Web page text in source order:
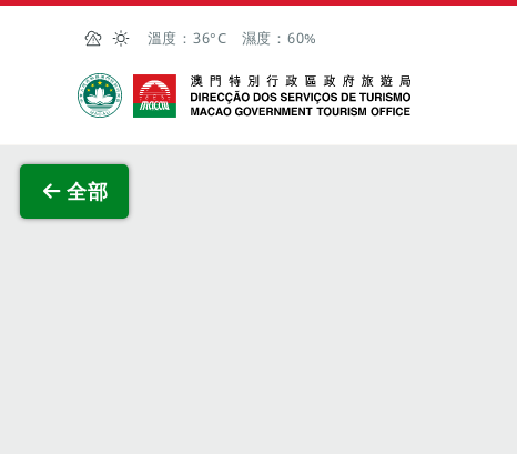
跳至主内容
溫度： 36°C 濕度： 60%
澳門特別行政區政府旅遊局
全部